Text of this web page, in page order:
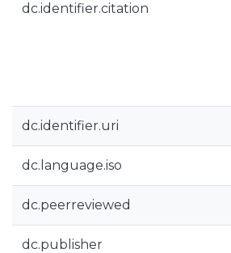
dc.identifier.citation
dc.identifier.uri
dc.language.iso
dc.peerreviewed
dc.publisher